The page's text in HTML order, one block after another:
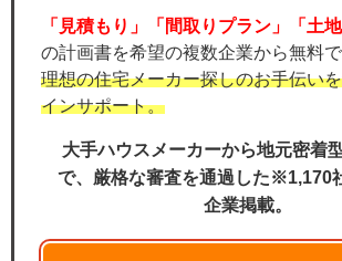
「見積もり」「間取りプラン」「土地
の計画書を希望の複数企業から無料で
理想の住宅メーカー探しのお手伝い
インサポート。
大手ハウスメーカーから地元密着
で、厳格な審査を通過した※1,170
企業掲載。